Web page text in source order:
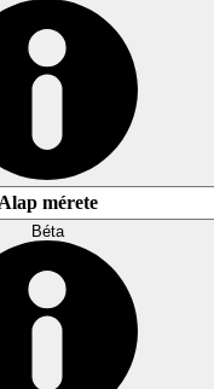
Alap mérete
Béta